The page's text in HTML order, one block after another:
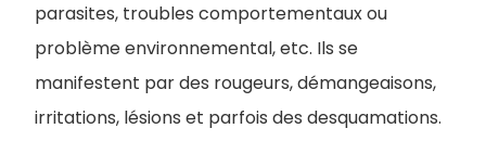
parasites, troubles comportementaux ou
problème environnemental, etc. Ils se
manifestent par des rougeurs, démangeaisons,
irritations, lésions et parfois des desquamations.